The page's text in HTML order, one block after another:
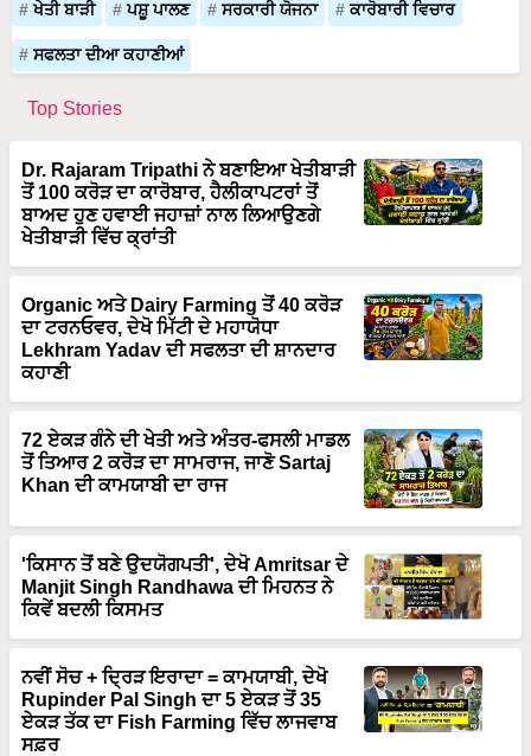
ਖੇਤੀ ਬਾੜੀ ਪਸ਼ੂ ਪਾਲਣ ਸਰਕਾਰੀ ਯੋਜਨਾ ਕਾਰੋਬਾਰੀ ਵਿਚਾਰ
ਸਫਲਤਾ ਦੀਆ ਕਹਾਣੀਆਂ
Top Stories
Dr. Rajaram Tripathi ਨੇ ਬਣਾਇਆ ਖੇਤੀਬਾੜੀ
ਤੋਂ 100 ਕਰੋੜ ਦਾ ਕਾਰੋਬਾਰ, ਹੈਲੀਕਾਪਟਰਾਂ ਤੋਂ
ਬਾਅਦ ਹੁਣ ਹਵਾਈ ਜਹਾਜ਼ਾਂ ਨਾਲ ਲਿਆਉਣਗੇ
ਖੇਤੀਬਾੜੀ ਵਿੱਚ ਕ੍ਰਾਂਤੀ
Organic ਅਤੇ Dairy Farming ਤੋਂ 40 ਕਰੋੜ
ਦਾ ਟਰਨਓਵਰ, ਦੇਖੋ ਮਿੱਟੀ ਦੇ ਮਹਾਯੋਧਾ
Lekhram Yadav ਦੀ ਸਫਲਤਾ ਦੀ ਸ਼ਾਨਦਾਰ
ਕਹਾਣੀ
72 ਏਕੜ ਗੰਨੇ ਦੀ ਖੇਤੀ ਅਤੇ ਅੰਤਰ-ਫਸਲੀ ਮਾਡਲ
ਤੋਂ ਤਿਆਰ 2 ਕਰੋੜ ਦਾ ਸਾਮਰਾਜ, ਜਾਣੋ Sartaj
Khan ਦੀ ਕਾਮਯਾਬੀ ਦਾ ਰਾਜ
'ਕਿਸਾਨ ਤੋਂ ਬਣੇ ਉਦਯੋਗਪਤੀ', ਦੇਖੋ Amritsar ਦੇ
Manjit Singh Randhawa ਦੀ ਮਿਹਨਤ ਨੇ
ਕਿਵੇਂ ਬਦਲੀ ਕਿਸਮਤ
ਨਵੀਂ ਸੋਚ + ਦ੍ਰਿੜ ਇਰਾਦਾ = ਕਾਮਯਾਬੀ, ਦੇਖੋ
Rupinder Pal Singh ਦਾ 5 ਏਕੜ ਤੋਂ 35
ਏਕੜ ਤੱਕ ਦਾ Fish Farming ਵਿੱਚ ਲਾਜਵਾਬ
ਸਫ਼ਰ